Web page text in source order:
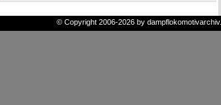
© Copyright 2006-2026 by